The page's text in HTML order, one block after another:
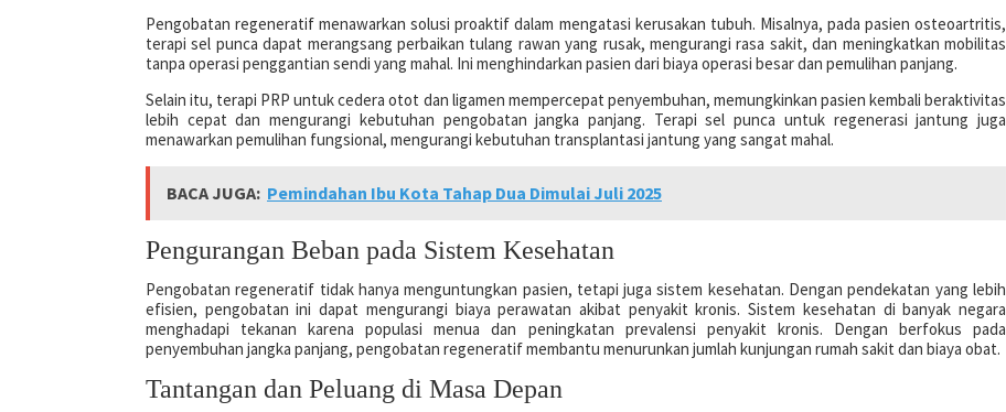
Pengobatan regeneratif menawarkan solusi proaktif dalam mengatasi kerusakan tubuh. Misalnya, pada pasien osteoartritis,
terapi sel punca dapat merangsang perbaikan tulang rawan yang rusak, mengurangi rasa sakit, dan meningkatkan mobilitas
tanpa operasi penggantian sendi yang mahal. Ini menghindarkan pasien dari biaya operasi besar dan pemulihan panjang.
Selain itu, terapi PRP untuk cedera otot dan ligamen mempercepat penyembuhan, memungkinkan pasien kembali beraktivitas
lebih cepat dan mengurangi kebutuhan pengobatan jangka panjang. Terapi sel punca untuk regenerasi jantung juga
menawarkan pemulihan fungsional, mengurangi kebutuhan transplantasi jantung yang sangat mahal.
BACA JUGA: Pemindahan Ibu Kota Tahap Dua Dimulai Juli 2025
Pengurangan Beban pada Sistem Kesehatan
Pengobatan regeneratif tidak hanya menguntungkan pasien, tetapi juga sistem kesehatan. Dengan pendekatan yang lebih
efisien, pengobatan ini dapat mengurangi biaya perawatan akibat penyakit kronis. Sistem kesehatan di banyak negara
menghadapi tekanan karena populasi menua dan peningkatan prevalensi penyakit kronis. Dengan berfokus pada
penyembuhan jangka panjang, pengobatan regeneratif membantu menurunkan jumlah kunjungan rumah sakit dan biaya obat.
Tantangan dan Peluang di Masa Depan